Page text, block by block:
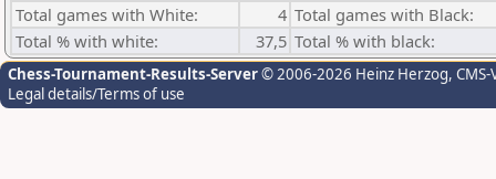
Total games with White:
4 Total games with Black:
Total % with white:
37,5 Total % with black:
Chess-Tournament-Results-Server© 2006-2026 Heinz Herzog,
Legal details/Terms of use